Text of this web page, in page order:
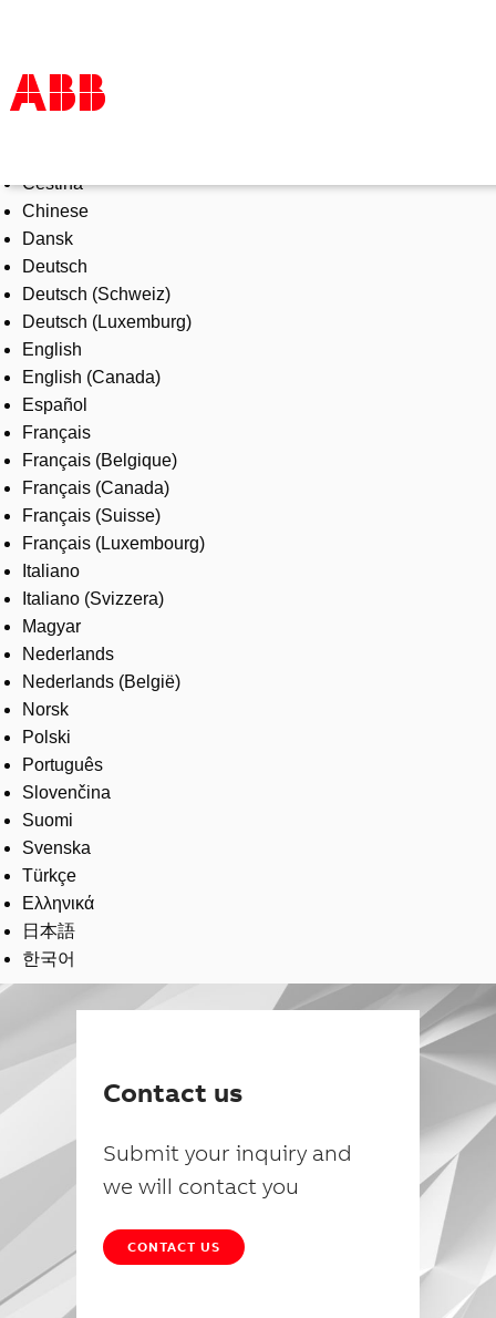
Products & Solutions
Industries
Services
About us
Where to buy
Contact us
Careers
Čeština
Chinese
Dansk
Deutsch
Deutsch (Schweiz)
Deutsch (Luxemburg)
English
English (Canada)
Español
Français
Français (Belgique)
Français (Canada)
Français (Suisse)
Français (Luxembourg)
Italiano
Italiano (Svizzera)
Magyar
Nederlands
Nederlands (België)
Norsk
Polski
Português
Slovenčina
Suomi
Svenska
Türkçe
Ελληνικά
日本語
한국어
Contact us
Submit your inquiry and
we will contact you
CONTACT US